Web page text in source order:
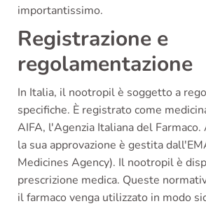
importantissimo.
Registrazione e
regolamentazione
In Italia, il nootropil è soggetto a
specifiche. È registrato come
AIFA, l'Agenzia Italiana del
la sua approvazione è gestita
Medicines Agency). Il nootropil è
prescrizione medica. Queste
il farmaco venga utilizzato in modo